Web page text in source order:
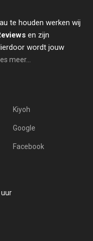
te houden werken wij
en zijn
wordt jouw
meer...
Kiyoh
Google
Facebook